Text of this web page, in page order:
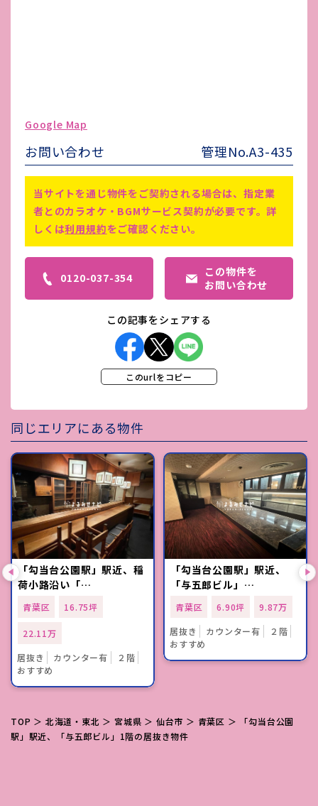
備考
仲介手数料賃料1ヵ月分あり／初回
温水器設置予定
ガールズバー・パブはNGです。／
鍵交換代や町内会費などその他費用
がかかる場合がございます。
Google Map
お問い合わせ 管理No.A3-435
当サイトを通じ物件をご契約される場合は、指定業
者とのカラオケ・BGMサービス契約が必要です。詳
しくは利用規約をご確認ください。
0120-037-354
この物件を
お問い合わせ
この記事をシェアする
このurlをコピー
同じエリアにある物件
「勾当台公園駅」駅近、稲
荷小路沿い「…
青葉区 16.75坪
22.11万
居抜き
カウンター有
２階
おすすめ
「勾当台公園駅」駅近、
「与五郎ビル」…
青葉区 6.90坪
9.87万
居抜き
カウンター有
２階
おすすめ
TOP ＞ 北海道・東北 ＞ 宮城県 ＞ 仙台市 ＞ 青葉区 ＞ 「勾当台公園
駅」駅近、「与五郎ビル」1階の居抜き物件